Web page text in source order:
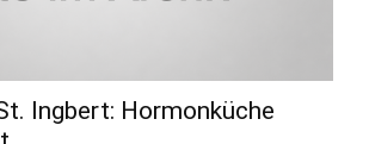
Ingbert: Hormonküche